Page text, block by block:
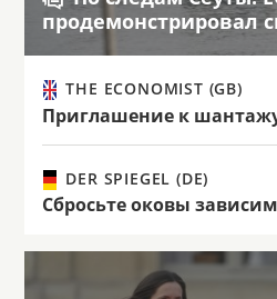
продемонстрировал
THE ECONOMIST (GB)
Приглашение к
DER SPIEGEL (DE)
Сбросьте оковы